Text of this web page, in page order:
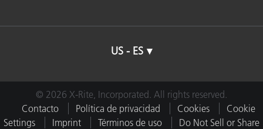
US - ES
© 2026 X-Rite, Incorporated. All rights reserved.
Contacto
Política de privacidad Cookies
Cookie
Settings
Imprint Términos de uso Do Not Sell or Share